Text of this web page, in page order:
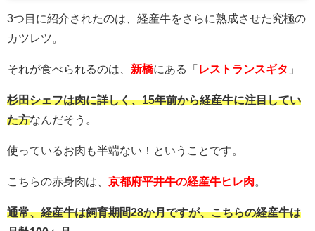
3つ目に紹介されたのは、経産牛をさらに熟成させた究極の
カツレツ。
それが食べられるのは、 新橋にある「 レストランスギタ 」
杉田シェフは肉に詳しく、15年前から経産牛に注目してい
た方なんだそう。
使っているお肉も半端ない！ということです。
こちらの赤身肉は、 京都府平井牛の経産牛ヒレ肉
通常、経産牛は飼育期間28か月ですが、こちらの経産牛は